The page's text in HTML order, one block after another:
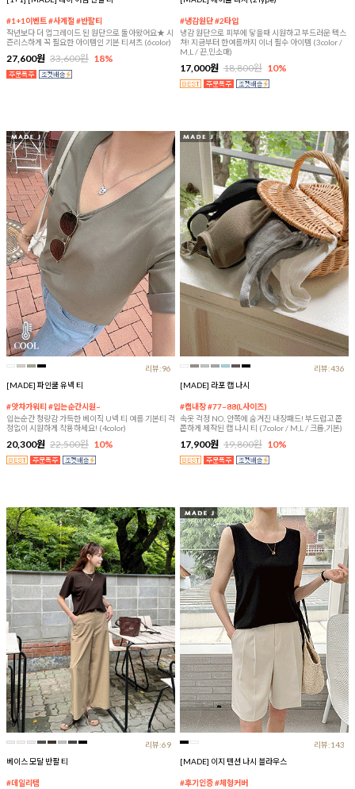
#1+1이벤트 #사계절 #반팔티
작년보다 더 업그레이드 된 원단으로 돌아왔어요★ 시
즌리스하게 꼭 필요한 아이템인 기본 티셔츠 (6color)
27,600원 33,600원 18%
#냉감원단 #2타입
냉감 원단으로 피부에 닿을때 시원하고 부드러운 텍스
쳐! 지금부터 한여름까지 이너 필수 아이템 (3color /
M,L / 끈,민소매)
17,000원 18,800원 10%
리뷰:96
[MADE] 파인쿨 유넥 티
#앗차가워티 #입는순간시원~
입는순간 청량감 가득한 베이직 U넥 티 여름 기본티 걱
정없이 시원하게 착용하세요! (4color)
20,300원 22,500원 10%
리뷰:436
[MADE] 라포 캡 나시
#캡내장 #77~88(L사이즈)
속옷 걱정 NO, 안쪽에 숨겨진 내장패드! 부드럽고 쫀
쫀하게 제작된 캡 나시 티 (7color / M,L / 크롭,기본)
17,900원 19,800원 10%
리뷰:69
베이스 모달 반팔 티
#데일리템
리뷰:143
[MADE] 이지 텐션 나시 블라우스
#후기인증 #체형커버